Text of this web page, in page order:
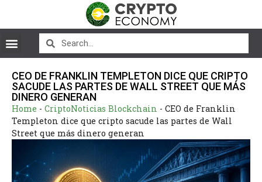
CEO DE FRANKLIN TEMPLETON DICE QUE CRIPTO
SACUDE LAS PARTES DE WALL STREET QUE MÁS
DINERO GENERAN
Home - CriptoNoticias Blockchain - CEO de Franklin
Templeton dice que cripto sacude las partes de Wall
Street que más dinero generan